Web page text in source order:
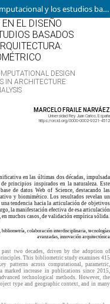
Tendencias y avances en el diseño computacional y los estudios basados en la naturaleza en arquitectura: un análisis bibliométrico